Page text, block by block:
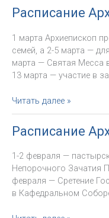
молитве
о
священников
Расписание
1 марта Архиепископ
семей, а 2-5 марта —
марта — Святая Месса
13 марта — участие в
Расписание
Архиепископа
на
март
Читать далее »
Расписание
1-2 февраля —
Непорочного Зачатия
февраля — Сретение
в Кафедральном